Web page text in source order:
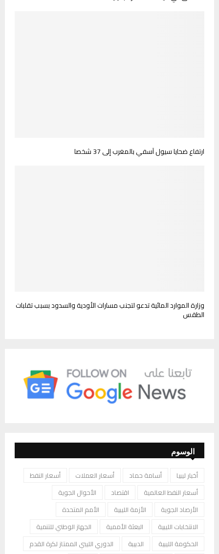
ارتفاع ضحايا سيول آسفي بالمغرب إلى 37 شخصا
وزارة الموارد المائية تدعو لتجنب مسارات الأودية والسدود بسبب تقلبات
الطقس
الوسوم
أخبار ليبيا أسامة حماد أسعار العملات
أسعار النفط
أسعار النفط العالمية
اقتصاد
الأحوال الجوية
الأرصاد الجوية
الأزمة الليبية
الأمم المتحدة
الانتخابات الليبية
البعثة الأممية
الجهاز الوطني للتنمية
الحكومة الليبية
الدبيبة
الدوري الليبي الممتاز لكرة القدم